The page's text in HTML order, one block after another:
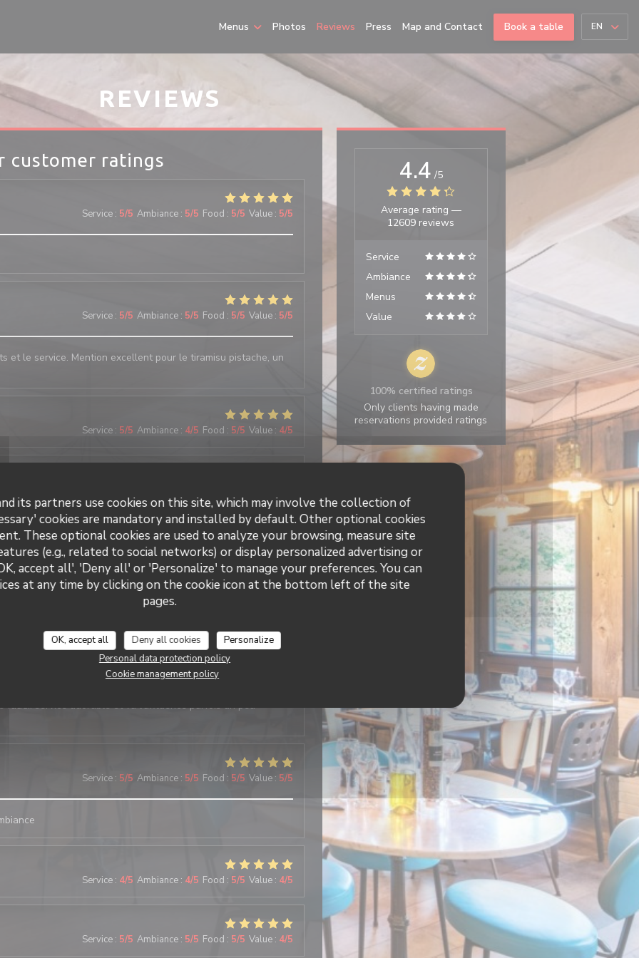
its partners use cookies on this site, which may involve the collection of
cookies are mandatory and installed by default. Other optional cookies
These optional cookies are used to analyze your browsing, measure site
(e.g., related to social networks) or display personalized advertising or
accept all', 'Deny all' or 'Personalize' to manage your preferences. You can
at any time by clicking on the cookie icon at the bottom left of the site
pages.
OK, accept all Deny all cookies
Personalize
Personal data protection policy
Cookie management policy
Menus Photos Reviews Press Map and Contact Book a table EN
REVIEWS
customer ratings
Service: 5/5 Ambiance: 5/5 Food : 5/5 Value: 5/5
Service: 5/5 Ambiance: 5/5 Food : 5/5 Value: 5/5
et le service. Mention excellent pour le tiramisu pistache, un
Service: 5/5 Ambiance: 4/5 Food : 5/5 Value: 4/5
Service:5 /5 Ambiance:5/5 Food:5/5 Value: 4/5
Service: 4/5 Ambiance:5/5 Food:4/5 Value:4
des amis…. Jamais déçu. Les suggestions Du jours sont
faut… service adorable et vu l‘affluence parfois un peu
Service: 5/5 Ambiance: 5/5 Food : 5/5 Value: 5/5
Service: 4/5 Ambiance: 4/5 Food : 5/5 Value: 4/5
Service: 5/5 Ambiance: 5/5 Food : 5/5 Value: 4/5
4.4 /5
Average rating —
12609 reviews
Service
Ambiance
Menus
Value
100% certified ratings
Only clients having made
reservations provided ratings
Il Caravaggio